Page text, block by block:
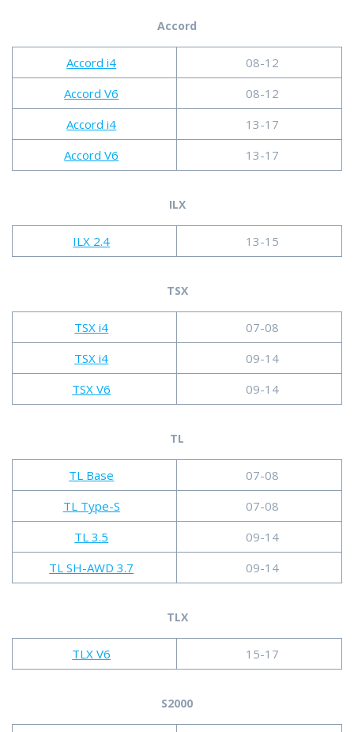
Accord
Accord i4
08-12
Accord V6
08-12
Accord i4
13-17
Accord V6
13-17
ILX
ILX 2.4 13-15
TSX
TSX i4
07-08
TSX i4
09-14
TSX V6
09-14
TL
TL Base
07-08
TL Type-S
07-08
TL 3.5
09-14
TL SH-AWD 3.7
09-14
TLX
TLX V6 15-17
S2000